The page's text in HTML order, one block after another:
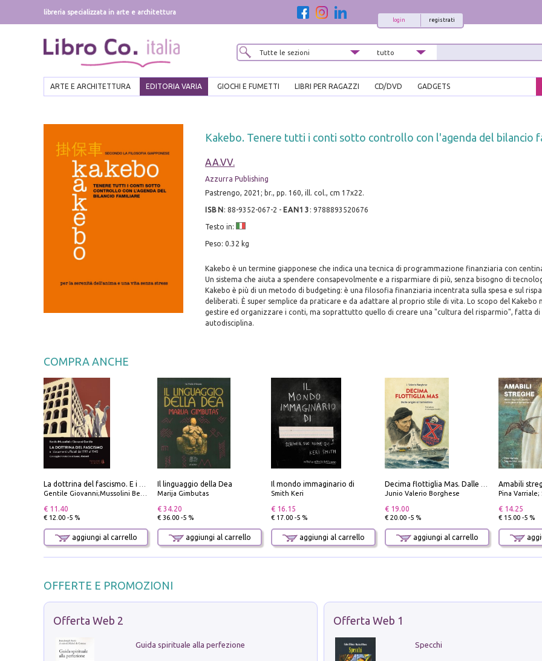
libreria specializzata in arte e architettura
registrati
login
ARTE E ARCHITETTURA EDITORIA VARIA GIOCHI E FUMETTI LIBRI PER RAGAZZI CD/DVD GADGETS
Kakebo. Tenere tutti i conti sotto controllo con l'agenda del bilancio
AA.VV.
Azzurra Publishing
Pastrengo, 2021; br., pp. 160, ill. col., cm 17x22.
ISBN : 88-9352-067-2 - EAN13 : 9788893520676
Testo in:
Peso: 0.32 kg
Kakebo è un termine giapponese che indica una tecnica di programmazione finanziaria con
Un sistema che aiuta a spendere consapevolmente e a risparmiare di più, senza bisogno di
Kakebo è più di un metodo di budgeting: è una filosofia finanziaria incentrata sulla spesa e sul
deliberati. È super semplice da praticare e da adattare al proprio stile di vita. Lo scopo del Kakebo
gestire ed organizzare i conti, ma soprattutto quello di creare una "cultura del risparmio", fatta di
autodisciplina.
COMPRA ANCHE
Gentile Giovanni;Mussolini Benito
€ 11.40
€ 12.00 -5 %
aggiungi al carrello
Il linguaggio della Dea
Marija Gimbutas
€ 34.20
€ 36.00 -5 %
aggiungi al carrello
Il mondo immaginario di
Smith Keri
€ 16.15
€ 17.00 -5 %
aggiungi al carrello
Junio Valerio Borghese
€ 19.00
€ 20.00 -5 %
aggiungi al carrello
Pina Varriale;
€ 14.25
€ 15.00 -5 %
OFFERTE E PROMOZIONI
Offerta Web 2
Guida spirituale alla perfezione
Offerta Web 1
Specchi